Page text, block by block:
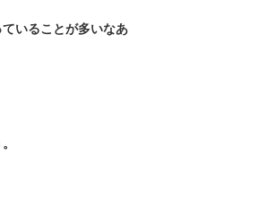
いることが多いなあ